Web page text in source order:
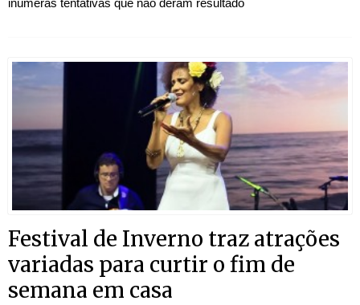
inúmeras tentativas que não deram resultado
Festival de Inverno traz atrações
variadas para curtir o fim de
semana em casa